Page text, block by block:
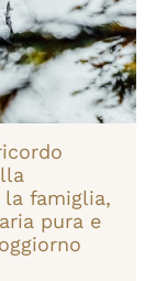
famiglia,
pura e